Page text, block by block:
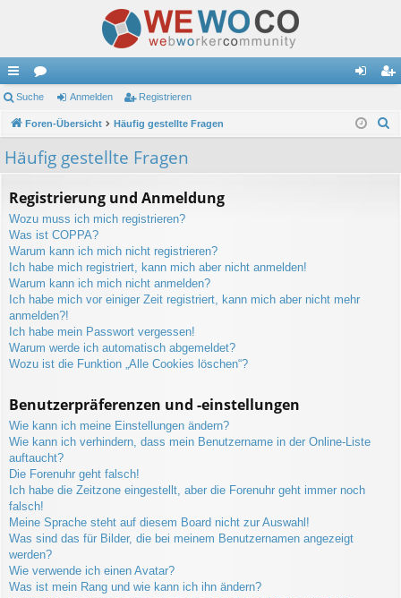
ch
ne
llz
riff
or
en m ist
Suche Anmelden Registrieren
Foren-Übersicht Häufig gestellte Fragen
Häufig gestellte Fragen
Registrierung und Anmeldung
Wozu muss ich mich registrieren?
Was ist COPPA?
Warum kann ich mich nicht registrieren?
Ich habe mich registriert, kann mich aber nicht anmelden!
Warum kann ich mich nicht anmelden?
Ich habe mich vor einiger Zeit registriert, kann mich aber nicht mehr
anmelden?!
Ich habe mein Passwort vergessen!
Warum werde ich automatisch abgemeldet?
Wozu ist die Funktion „Alle Cookies löschen“?
Benutzerpräferenzen und -einstellungen
Wie kann ich meine Einstellungen ändern?
Wie kann ich verhindern, dass mein Benutzername in der Online-Liste
auftaucht?
Die Forenuhr geht falsch!
Ich habe die Zeitzone eingestellt, aber die Forenuhr geht immer noch
falsch!
Meine Sprache steht auf diesem Board nicht zur Auswahl!
Was sind das für Bilder, die bei meinem Benutzernamen angezeigt
werden?
Wie verwende ich einen Avatar?
Was ist mein Rang und wie kann ich ihn ändern?